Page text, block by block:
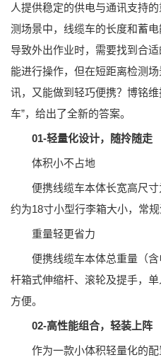
人提供稳定的供电与通讯支持
测场景中，线缆车的长度和蓄电
导致外出作业时，需要找到合
能进行操作，但在短距离检测
讯，又能做到轻巧便携？博铭
车”，给出了全新的答案。
01-轻量化设计，随拎随走
体积小不占地
便携线缆车本体长宽高尺寸
约为18寸小型行李箱大小，常规
重量轻更省力
便携线缆车本体总重量（含
杆箱式伸缩杆、滚轮及提手，
方便。
02-高性能组合，轻装上阵
作为一款小体积轻量化的配